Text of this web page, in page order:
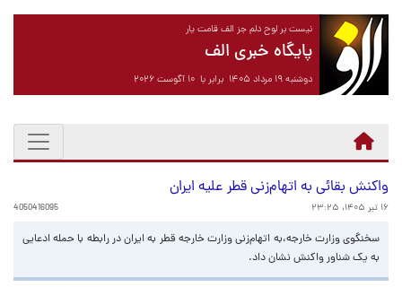
نیست بر لوح دلم جز الف قامت یار
پایگاه خبری الف
دوشنبه ۱۹ مرداد ۱۴۰۵ برابر با ۱۰ آگوست ۲۰۲۶
واکنش بقائی به اتهام‌زنی قطر علیه ایران
۱۶ تیر ۱۴۰۵، ۲۳:۲۵ 4050416095
سخنگوی وزارت خارجه،به اتهام‌زنی وزارت خارجه قطر به ایران در رابطه با حمله ادعایی
به یک شناور واکنش نشان داد.